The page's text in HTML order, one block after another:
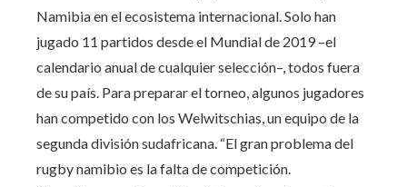
Namibia en el ecosistema internacional. Solo han
jugado 11 partidos desde el Mundial de 2019 –el
calendario anual de cualquier selección–, todos fuera
de su país. Para preparar el torneo, algunos jugadores
han competido con los Welwitschias, un equipo de la
segunda división sudafricana. “El gran problema del
rugby namibio es la falta de competición.